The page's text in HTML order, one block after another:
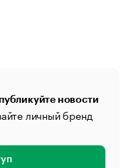
новости
личный бренд